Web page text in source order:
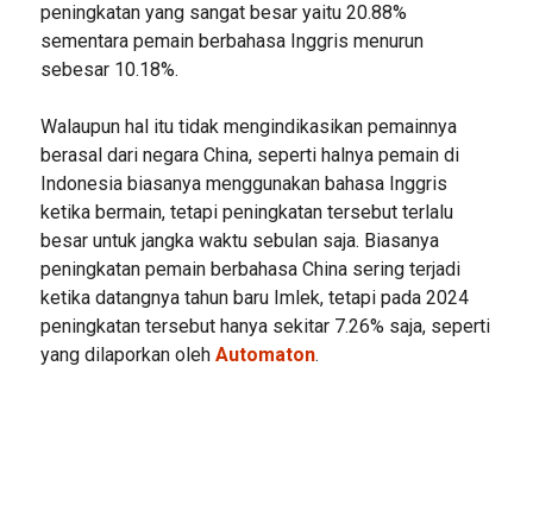
peningkatan yang sangat besar yaitu 20.88%
sementara pemain berbahasa Inggris menurun
sebesar 10.18%.
Walaupun hal itu tidak mengindikasikan pemainnya
berasal dari negara China, seperti halnya pemain di
Indonesia biasanya menggunakan bahasa Inggris
ketika bermain, tetapi peningkatan tersebut terlalu
besar untuk jangka waktu sebulan saja. Biasanya
peningkatan pemain berbahasa China sering terjadi
ketika datangnya tahun baru Imlek, tetapi pada 2024
peningkatan tersebut hanya sekitar 7.26% saja, seperti
yang dilaporkan oleh Automaton.